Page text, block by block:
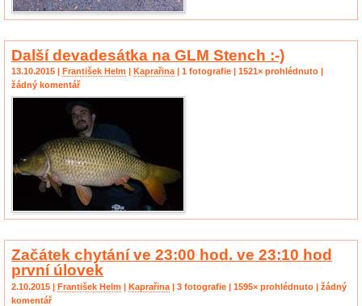
Další devadesátka na GLM Stench :-)
13.10.2015 | František Helm | Kaprařina | 1 fotografie | 1521× prohlédnuto |
žádný komentář
Začátek chytání ve 23:00 hod. ve 23:10 hod
první úlovek
2.10.2015 | František Helm | Kaprařina | 3 fotografie | 1595× prohlédnuto | žádný
komentář